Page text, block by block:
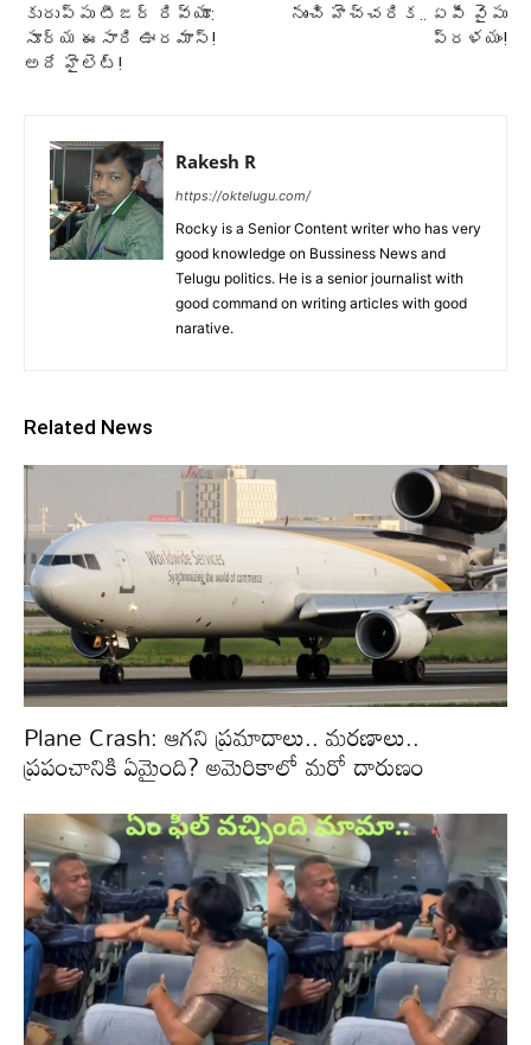
కురుప్పు టీజర్ రివ్యూ:
సూర్య ఈసారి ఊరమాస్!
అదే హైలెట్!
నుంచి హెచ్చరిక.. ఏపీ వైపు
ప్రళయం!
Rakesh R
https://oktelugu.com/
Rocky is a Senior Content writer who has very
good knowledge on Bussiness News and
Telugu politics. He is a senior journalist with
good command on writing articles with good
narative.
Related News
Plane Crash: ఆగని ప్రమాదాలు.. మరణాలు..
ప్రపంచానికి ఏమైంది? అమెరికాలో మరో దారుణం